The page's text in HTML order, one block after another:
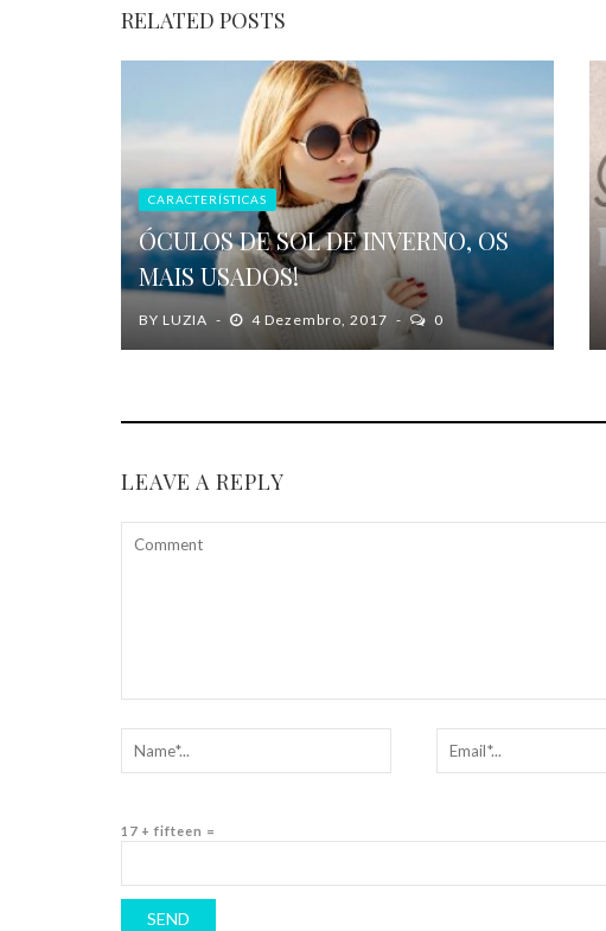
RELATED POSTS
CARACTERÍSTICAS
ÓCULOS DE SOL DE INVERNO, OS
MAIS USADOS!
BY LUZIA 4 Dezembro, 2017 0
LEAVE A REPLY
17 + fifteen =